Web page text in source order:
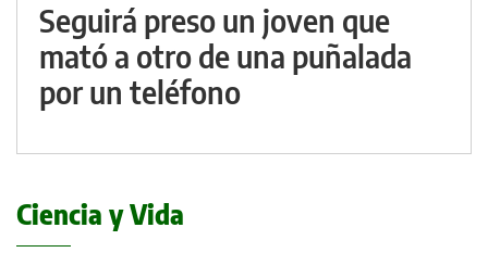
Seguirá preso un joven que
mató a otro de una puñalada
por un teléfono
Ciencia y Vida